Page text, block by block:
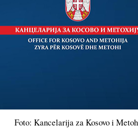
Foto: Kancelarija za Kosovo i